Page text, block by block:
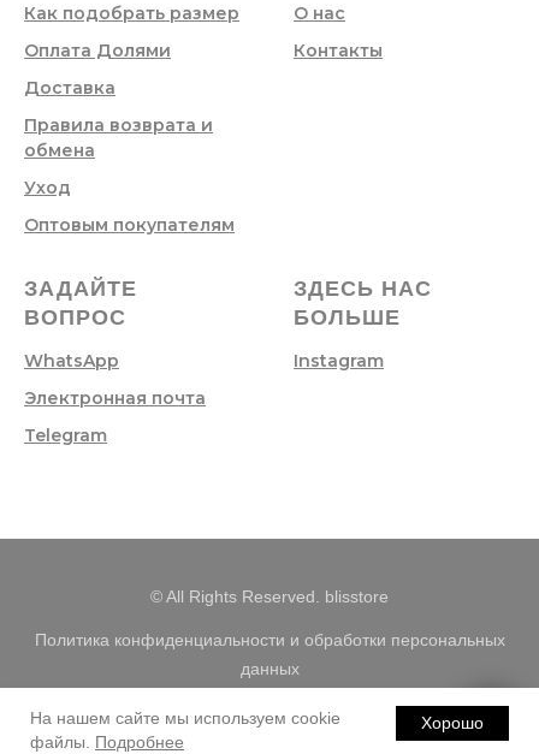
Как подобрать размер
Оплата Долями
Доставка
Правила возврата и
обмена
Уход
Оптовым покупателям
О нас
Контакты
ЗАДАЙТЕ
ВОПРОС
WhatsApp
Электронная почта
Telegram
ЗДЕСЬ НАС
БОЛЬШЕ
Instagram
На нашем сайте мы используем cookie
файлы. Подробнее
Хорошо
© All Rights Reserved. blisstore
Политика конфиденциальности и обработки персональных
данных
Реквизиты